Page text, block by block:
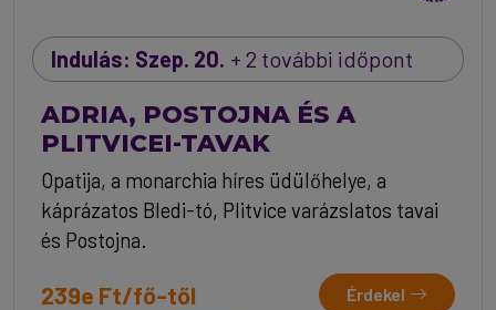
Indulás: Szep. 20. + 2 további időpont
ADRIA, POSTOJNA ÉS A
PLITVICEI-TAVAK
Opatija, a monarchia híres üdülőhelye, a
káprázatos Bledi-tó, Plitvice varázslatos tavai
és Postojna.
239e Ft/fő-től Érdekel